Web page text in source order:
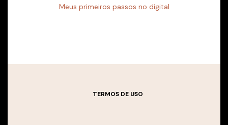
Meus primeiros passos no digital
TERMOS DE USO